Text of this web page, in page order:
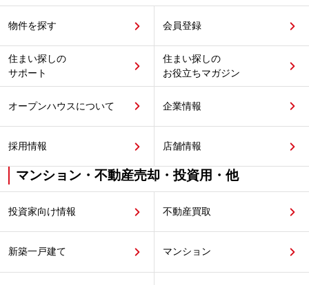
物件を探す 会員登録
住まい探しの
サポート
住まい探しの
お役立ちマガジン
オープンハウスについて 企業情報
採用情報 店舗情報
マンション・不動産売却・投資用・他
投資家向け情報 不動産買取
新築一戸建て マンション